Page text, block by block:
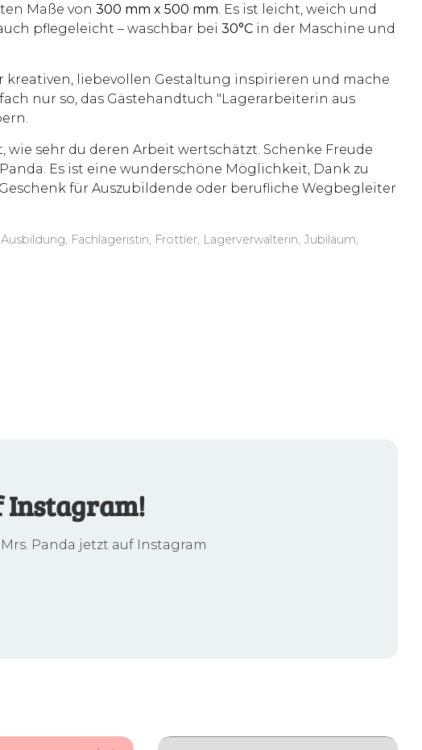
Maße von 300 mm x 500 mm. Es ist leicht, weich und
pflegeleicht – waschbar bei 30°C in der Maschine und
liebevollen Gestaltung inspirieren und mache
nur so, das Gästehandtuch "Lagerarbeiterin aus
sehr du deren Arbeit wertschätzt. Schenke Freude
Es ist eine wunderschöne Möglichkeit, Dank zu
für Auszubildende oder berufliche Wegbegleiter
Fachlageristin, Frottier, Lagerverwalterin, Jubiläum,
Instagram!
Panda jetzt auf Instagram